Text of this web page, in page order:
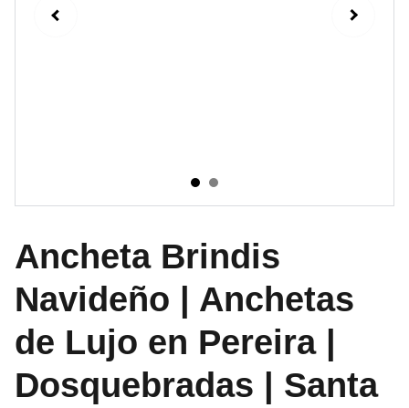
Ancheta Brindis
Navideño | Anchetas
de Lujo en Pereira |
Dosquebradas | Santa